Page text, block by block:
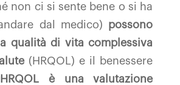
non ci si sente bene o si ha
dal medico) possono
qualità di vita complessiva
(HRQOL) e il benessere
è una valutazione